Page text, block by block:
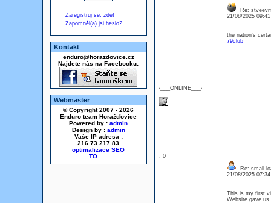
Zaregistruj se, zde!
Zapomněl(a) jsi heslo?
Kontakt
enduro@horazdovice.cz
Najdete nás na Facebooku:
Webmaster
© Copyright 2007 - 2026
Enduro team Horažďovice
Powered by : admin
Design by : admin
Vaše IP adresa :
216.73.217.83
optimalizace SEO
{___ONLINE___}
Re:
21/08/2025
the nation's
79club
: 0
Re: small
21/08/2025
This is my first
Website gave